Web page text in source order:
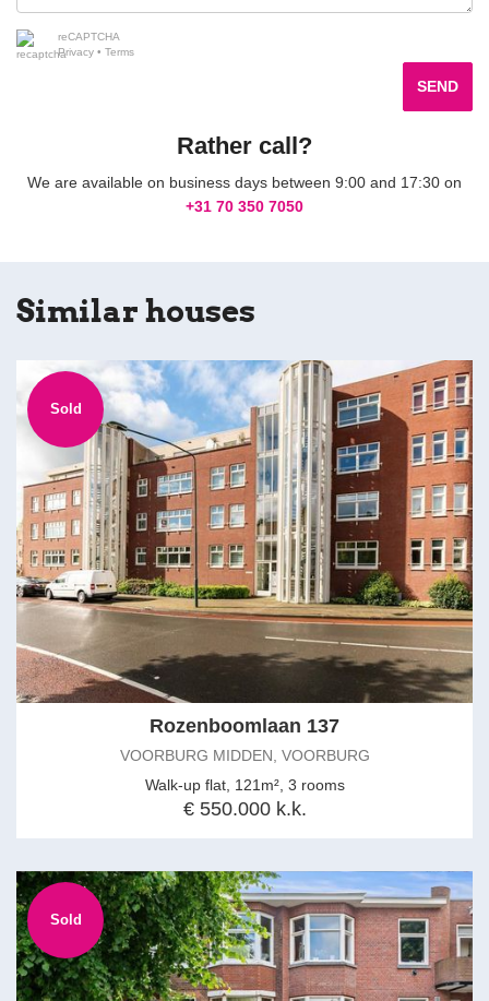
reCAPTCHA
Privacy • Terms
SEND
Rather call?
We are available on business days between 9:00 and 17:30 on
+31 70 350 7050
Similar houses
Sold
Rozenboomlaan 137
VOORBURG MIDDEN, VOORBURG
Walk-up flat, 121m², 3 rooms
€ 550.000 k.k.
Sold